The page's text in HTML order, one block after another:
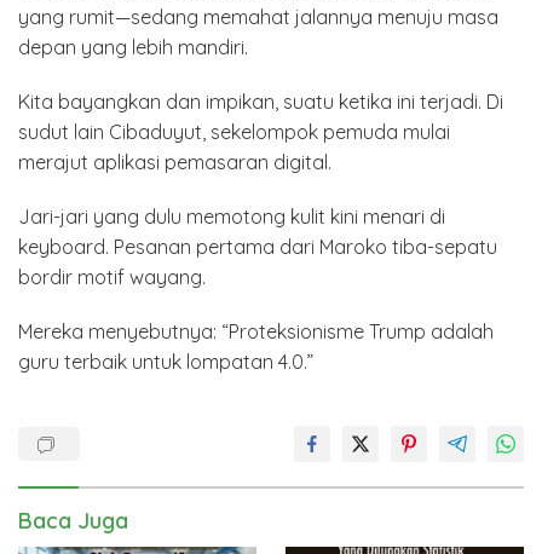
yang rumit—sedang memahat jalannya menuju masa
depan yang lebih mandiri.
Kita bayangkan dan impikan, suatu ketika ini terjadi. Di
sudut lain Cibaduyut, sekelompok pemuda mulai
merajut aplikasi pemasaran digital.
Jari-jari yang dulu memotong kulit kini menari di
keyboard. Pesanan pertama dari Maroko tiba-sepatu
bordir motif wayang.
Mereka menyebutnya: “Proteksionisme Trump adalah
guru terbaik untuk lompatan 4.0.”
Baca Juga